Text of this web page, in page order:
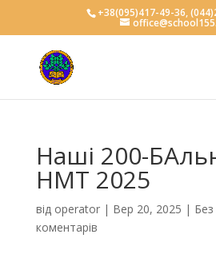
+38(095)417-49-36,
Наші 200-
НМТ 2025
від operator| Вер 20, 2025 | Без
коментарів